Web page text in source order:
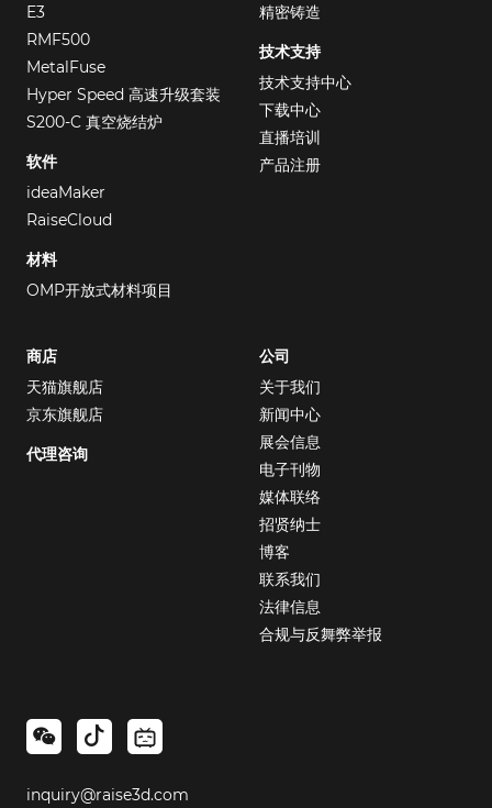
E3
RMF500
MetalFuse
Hyper Speed 高速升级套装
S200-C 真空烧结炉
软件
ideaMaker
RaiseCloud
材料
OMP开放式材料项目
精密铸造
技术支持
技术支持中心
下载中心
直播培训
产品注册
商店
天猫旗舰店
京东旗舰店
代理咨询
公司
关于我们
新闻中心
展会信息
电子刊物
媒体联络
招贤纳士
博客
联系我们
法律信息
合规与反舞弊举报
inquiry@raise3d.com